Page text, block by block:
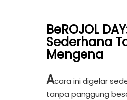
BeROJOL
Sederhana
Mengena
Acara ini digelar
tanpa panggung